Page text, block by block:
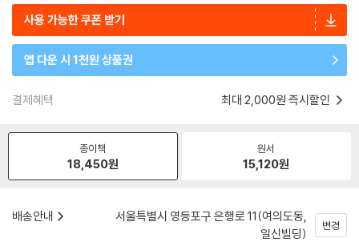
사용 가능한 쿠폰 받기
앱 다운 시 1천원 상품권
결제혜택 최대 2,000원 즉시할인
종이책
18,450원
원서
15,120원
배송안내
서울특별시 영등포구 은행로 11(여의도동,
일신빌딩)
변경